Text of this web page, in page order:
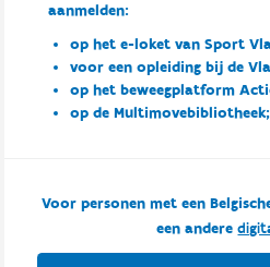
aanmelden:
op het e-loket van Sport
voor een opleiding bij de
op het beweegplatform
op de Multimovebibliotheek;
Voor personen met een
een andere